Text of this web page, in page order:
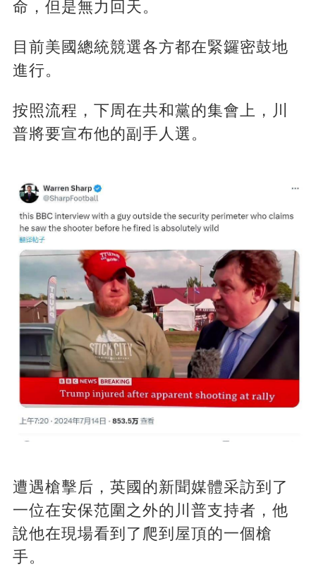
命，但是無力回天。
目前美國總統競選各方都在緊鑼密鼓地
進行。
按照流程，下周在共和黨的集會上，川
普將要宣布他的副手人選。
遭遇槍擊后，英國的新聞媒體采訪到了
一位在安保范圍之外的川普支持者，他
說他在現場看到了爬到屋頂的一個槍
手。